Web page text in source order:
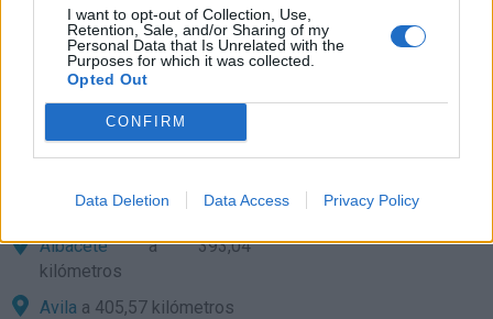
I want to opt-out of Collection, Use,
Retention, Sale, and/or Sharing of my
Personal Data that Is Unrelated with the
Purposes for which it was collected.
Opted Out
CONFIRM
Data Deletion Data Access Privacy Policy
kilómetros
Cáceresa 273,93
kilómetros
Almería
a 282,43
kilómetros
Toledoa 340,27 kilómetros
Albacetea 393,04
kilómetros
Avila a 405,57 kilómetros